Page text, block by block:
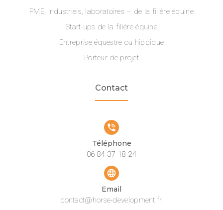
PME, industriels, laboratoires – de la filière équine
Start-ups de la filière équine
Entreprise équestre ou hippique
Porteur de projet
Contact
phone_in_talk
Téléphone
06 84 37 18 24
language
Email
contact@horse-development.fr